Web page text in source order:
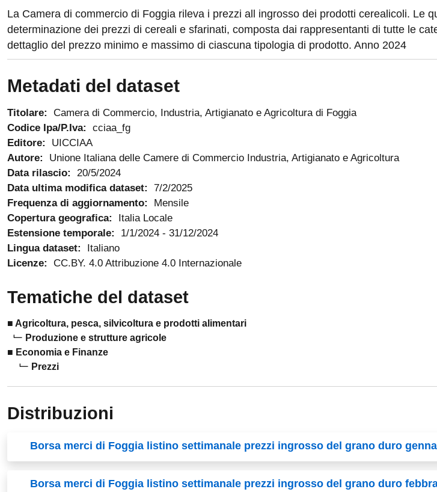
La Camera di commercio di Foggia rileva i prezzi all ingrosso dei prodotti cerealicoli. Le
determinazione dei prezzi di cereali e sfarinati, composta dai rappresentanti di tutte le
dettaglio del prezzo minimo e massimo di ciascuna tipologia di prodotto. Anno 2024
Metadati del dataset
Titolare:
Camera di Commercio, Industria, Artigianato e Agricoltura di Foggia
Codice Ipa/P.Iva:
cciaa_fg
Editore:
UICCIAA
Autore:
Unione Italiana delle Camere di Commercio Industria, Artigianato e Agricoltura
Data rilascio:
20/5/2024
Data ultima modifica dataset:
7/2/2025
Frequenza di aggiornamento:
Mensile
Copertura geografica:
Italia Locale
Estensione temporale:
1/1/2024 - 31/12/2024
Lingua dataset:
Italiano
Licenze:
CC.BY. 4.0 Attribuzione 4.0 Internazionale
Tematiche del dataset
Agricoltura, pesca, silvicoltura e prodotti alimentari
Produzione e strutture agricole
Economia e Finanze
Prezzi
Distribuzioni
Borsa merci di Foggia listino settimanale prezzi ingrosso del grano duro
Borsa merci di Foggia listino settimanale prezzi ingrosso del grano duro